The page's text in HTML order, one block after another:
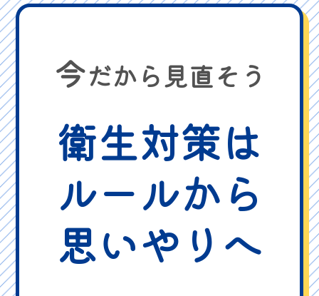
今だから見直そう
衛生対策は
ルールから
思いやりへ